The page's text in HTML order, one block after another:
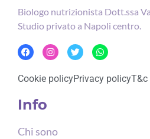
Biologo nutrizionista Dott.ssa
Studio privato a Napoli centro.
Cookie policyPrivacy policyT&c
Info
Chi sono